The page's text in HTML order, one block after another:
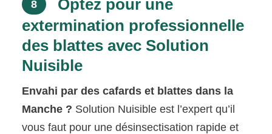
8
Optez pour une
extermination professionnelle
des blattes avec Solution
Nuisible
Envahi par des cafards et blattes dans la
Manche ? Solution Nuisible est l’expert qu’il
vous faut pour une désinsectisation rapide et